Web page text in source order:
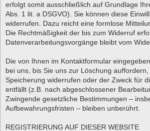
erfolgt somit ausschließlich auf Grundlage
Abs. 1 lit. a DSGVO). Sie können diese
widerrufen. Dazu reicht eine formlose
Die Rechtmäßigkeit der bis zum Widerruf
Datenverarbeitungsvorgänge bleibt vom
Die von Ihnen im Kontaktformular
bei uns, bis Sie uns zur Löschung
Speicherung widerrufen oder der Zweck für
entfällt (z.B. nach abgeschlossener
Zwingende gesetzliche Bestimmungen –
Aufbewahrungsfristen – bleiben unberührt.
REGISTRIERUNG AUF DIESER WEBSITE